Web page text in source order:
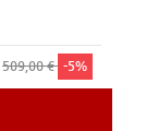
509,00 € -5%